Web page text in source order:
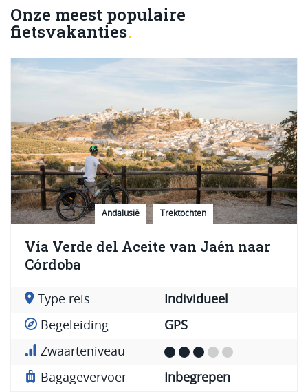
Onze meest populaire
fietsvakanties
Andalusië Trektochten
Vía Verde del Aceite van Jaén naar
Córdoba
Type reis Individueel
Begeleiding GPS
Zwaarteniveau
Bagagevervoer Inbegrepen